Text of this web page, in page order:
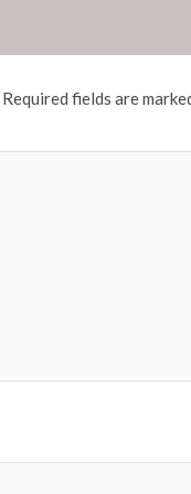
Required fields are